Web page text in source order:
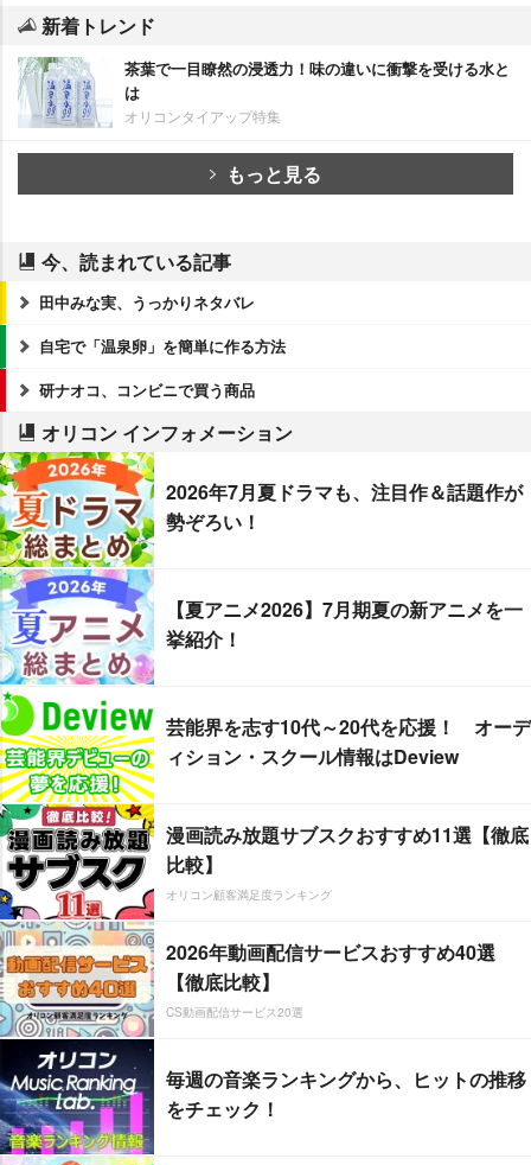
新着トレンド
茶葉で一目瞭然の浸透力！味の違いに衝撃を受ける水と
は
オリコンタイアップ特集
もっと見る
今、読まれている記事
田中みな実、うっかりネタバレ
自宅で「温泉卵」を簡単に作る方法
研ナオコ、コンビニで買う商品
オリコン インフォメーション
2026年7月夏ドラマも、注目作＆話題作が
勢ぞろい！
【夏アニメ2026】7月期夏の新アニメを一
挙紹介！
芸能界を志す10代～20代を応援！ オーデ
ィション・スクール情報はDeview
漫画読み放題サブスクおすすめ11選【徹底
比較】
オリコン顧客満足度ランキング
2026年動画配信サービスおすすめ40選
【徹底比較】
CS動画配信サービス20選
毎週の音楽ランキングから、ヒットの推移
をチェック！